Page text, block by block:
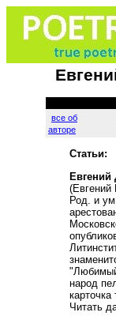
все об
авторе
Статьи:
Евгений
(Евгений
Род. и
народ
Читать